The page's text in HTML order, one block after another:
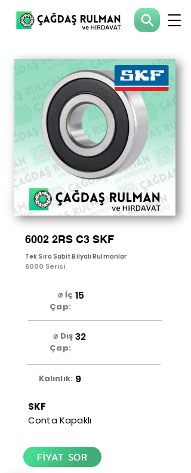
6002 2RS C3 SKF
Tek Sıra Sabit Bilyalı Rulmanlar
6000 Serisi
⌀ İç
Çap:
15
⌀ Dış
Çap:
32
Kalınlık: 9
SKF
Conta Kapaklı
FİYAT SOR